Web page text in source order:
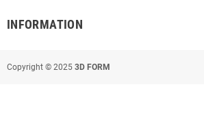
INFORMATION
Copyright © 2025 3D FORM